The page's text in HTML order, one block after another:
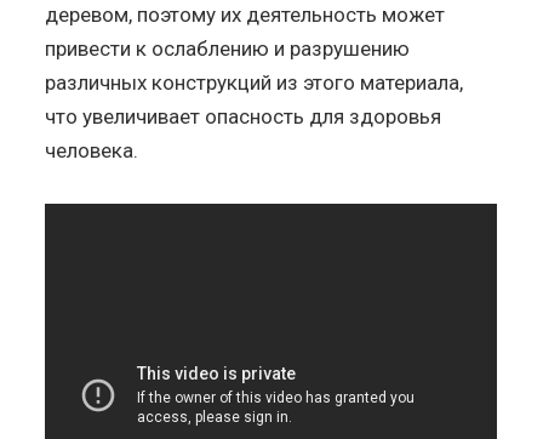
деревом, поэтому их деятельность может
привести к ослаблению и разрушению
различных конструкций из этого материала,
что увеличивает опасность для здоровья
человека.